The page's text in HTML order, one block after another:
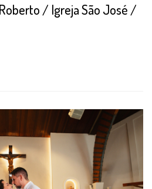
/ Igreja São José /